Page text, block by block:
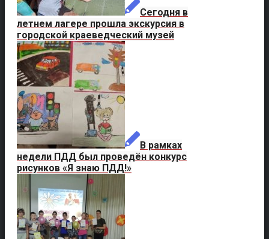
Сегодня в
летнем лагере прошла экскурсия в
городской краеведческий музей
В рамках
недели ПДД был проведён конкурс
рисунков «Я знаю ПДД!»